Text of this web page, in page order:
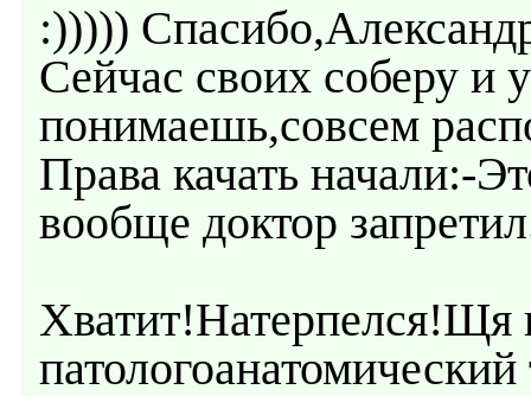
:)))))
Сейчас своих соберу
понимаешь,совсем
Права качать начали:-
вообще доктор
Хватит!Натерпелся!Щя